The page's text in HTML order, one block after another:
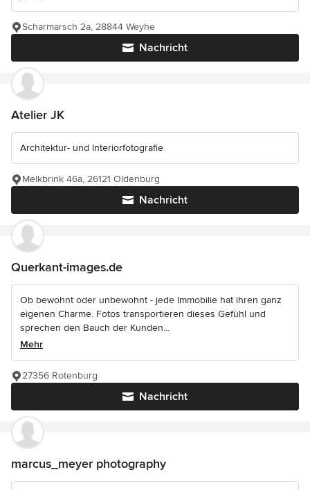
Nachricht
Scharmarsch 2a, 28844 Weyhe
Atelier JK
Architektur- und Interiorfotografie
Nachricht
Melkbrink 46a, 26121 Oldenburg
Querkant-images.de
Ob bewohnt oder unbewohnt - jede Immobilie hat ihren ganz
eigenen Charme. Fotos transportieren dieses Gefühl und
sprechen den Bauch der Kunden...
Mehr
Nachricht
27356 Rotenburg
marcus_meyer photography